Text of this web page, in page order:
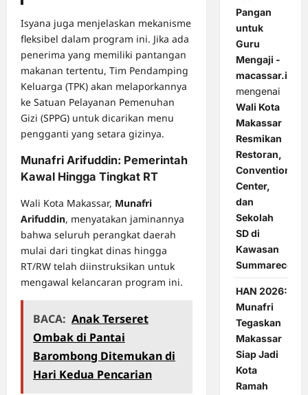
Isyana juga menjelaskan mekanisme
fleksibel dalam program ini. Jika ada
penerima yang memiliki pantangan
makanan tertentu, Tim Pendamping
Keluarga (TPK) akan melaporkannya
ke Satuan Pelayanan Pemenuhan
Gizi (SPPG) untuk dicarikan menu
pengganti yang setara gizinya.
Munafri Arifuddin: Pemerintah
Kawal Hingga Tingkat RT
Wali Kota Makassar, Munafri
Arifuddin, menyatakan jaminannya
bahwa seluruh perangkat daerah
mulai dari tingkat dinas hingga
RT/RW telah diinstruksikan untuk
mengawal kelancaran program ini.
BACA: Anak Terseret
Ombak di Pantai
Barombong Ditemukan di
Hari Kedua Pencarian
Pangan
untuk
Guru
Mengaji -
macassar.id
mengenai
Wali Kota
Makassar
Resmikan
Restoran,
Convention
Center,
dan
Sekolah
SD di
Kawasan
Summarecon
HAN 2026:
Munafri
Tegaskan
Makassar
Siap Jadi
Kota
Ramah